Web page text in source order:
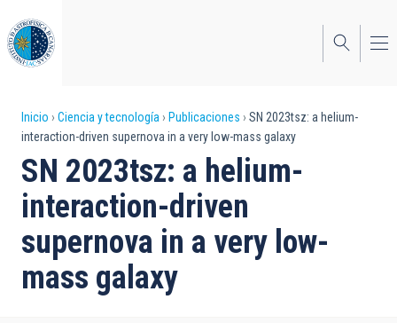
al
contenido
principal
Sobrescribir
enlaces
de
ayuda
a
la
Inicio Ciencia y tecnología Publicaciones
SN 2023tsz: a helium-
interaction-driven supernova in a very low-mass galaxy
SN 2023tsz: a helium-
interaction-driven
supernova in a very low-
mass galaxy